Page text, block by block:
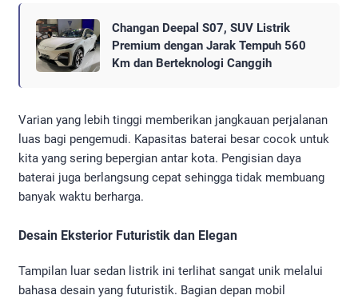
Changan Deepal S07, SUV Listrik
Premium dengan Jarak Tempuh 560
Km dan Berteknologi Canggih
Varian yang lebih tinggi memberikan jangkauan perjalanan
luas bagi pengemudi. Kapasitas baterai besar cocok untuk
kita yang sering bepergian antar kota. Pengisian daya
baterai juga berlangsung cepat sehingga tidak membuang
banyak waktu berharga.
Desain Eksterior Futuristik dan Elegan
Tampilan luar sedan listrik ini terlihat sangat unik melalui
bahasa desain yang futuristik. Bagian depan mobil